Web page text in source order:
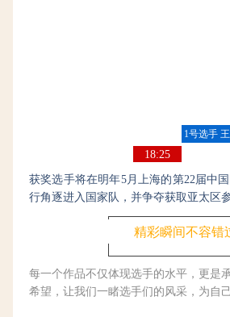
1号选手
18:25
第
福杯 华
获奖选手将在明年5月上海的第22届中
行角逐进入国家队，并争夺获取亚太区
精彩瞬间不容错
每一个作品不仅体现选手的水平，更是
希望， 让我们一睹选手们的风采，为自